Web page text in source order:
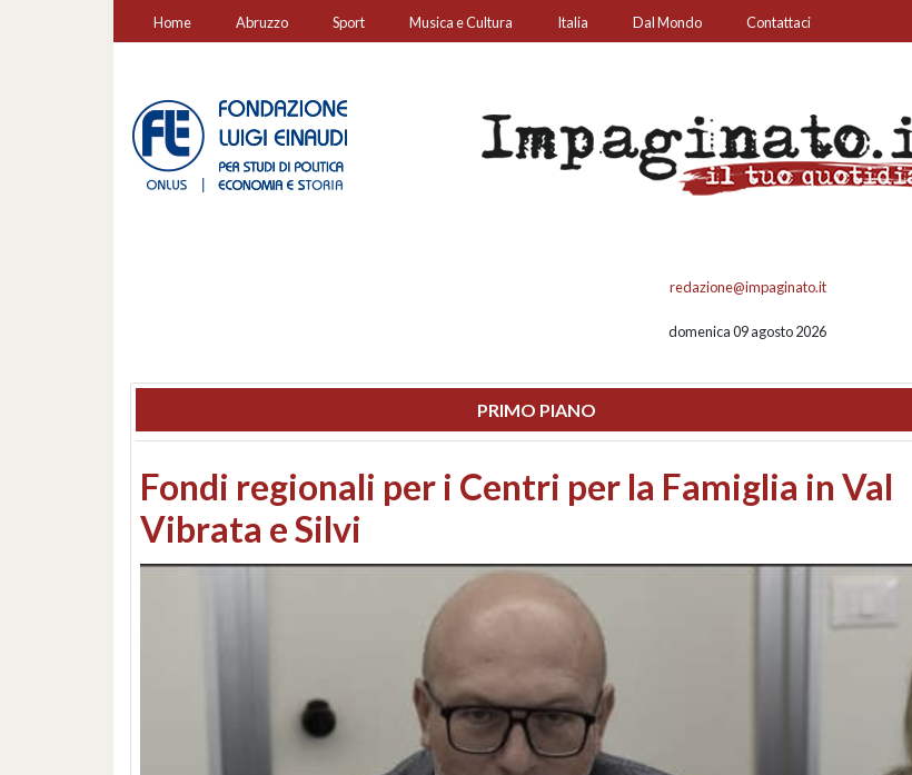
Home Abruzzo Sport Musica e Cultura Italia Dal Mondo Contattaci
redazione@impaginato.it
domenica 09 agosto 2026
PRIMO PIANO
Montesilvano, sequestrato un chiosco sul
lungomare: contestati abusi edilizi e occupazione
abusiva